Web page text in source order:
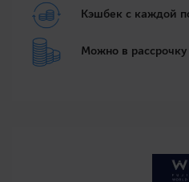
Кэшбек с каждой
Можно в рассрочку